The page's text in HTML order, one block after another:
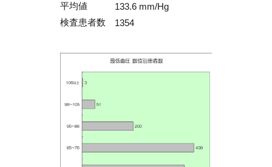
平均値
133.6 mm/Hg
検査患者数
1354